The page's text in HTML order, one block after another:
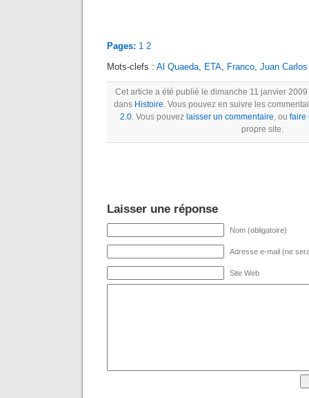
Pages: 1 2
Mots-clefs : Al Quaeda, ETA, Franco, Juan Carlos
Cet article a été publié le dimanche 11 janvier
dans Histoire. Vous pouvez en suivre les
2.0. Vous pouvez laisser un commentaire, ou faire
propre site.
Laisser une réponse
Nom (obligatoire)
Adresse e-mail (ne
Site Web